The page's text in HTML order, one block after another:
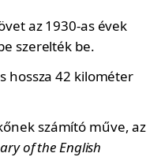
az 1930-as évek
szerelték be.
hossza 42 kilométer
számító műve, az
of the English